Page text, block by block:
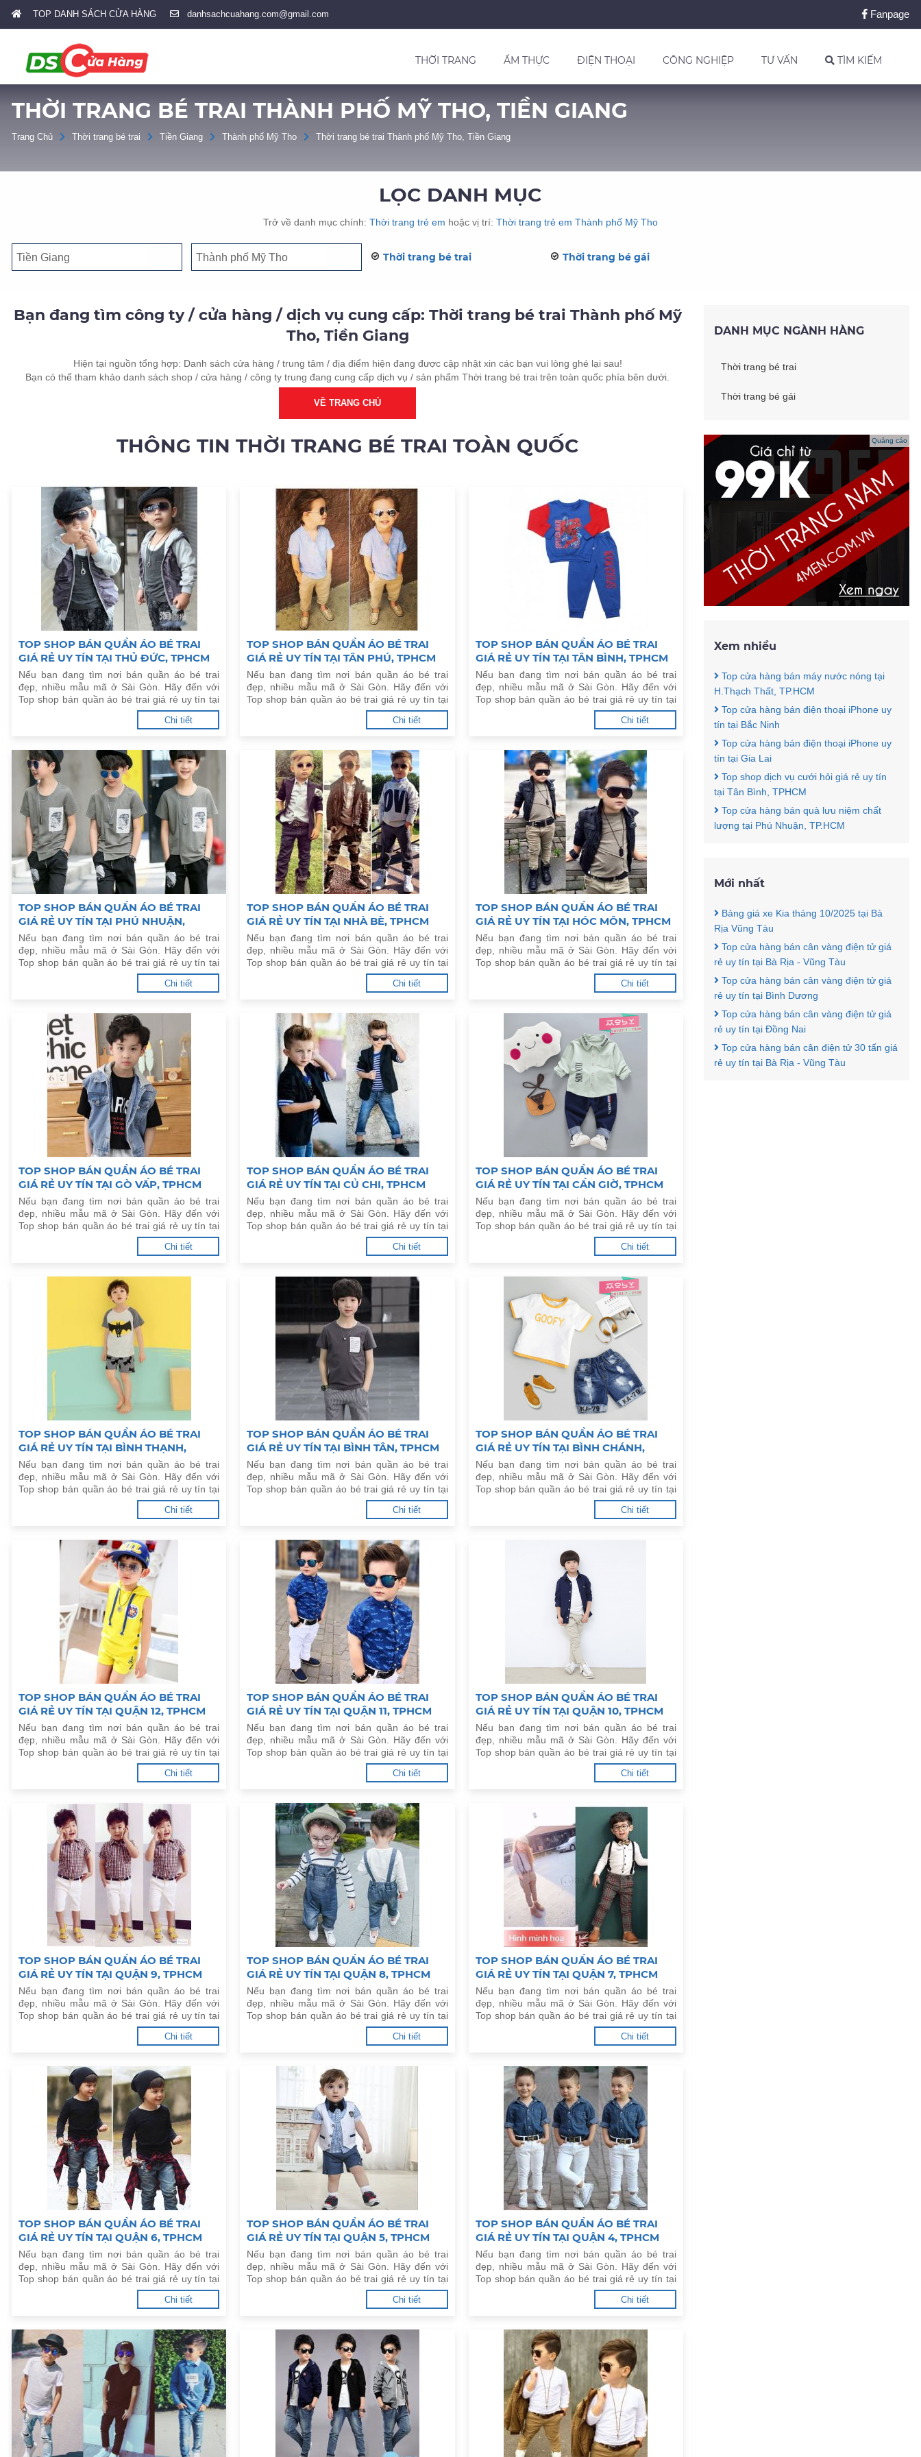
TOP DANH SÁCH CỬA HÀNG danhsachcuahang.com@gmail.com Fanpage
THỜI TRANG ẨM THỰC ĐIỆN THOẠI CÔNG NGHIỆP TƯ VẤN TÌM KIẾM
THỜI TRANG BÉ TRAI THÀNH PHỐ MỸ THO, TIỀN GIANG
Trang Chủ Thời trang bé trai Tiền Giang Thành phố Mỹ Tho Thời trang bé trai Thành phố Mỹ Tho, Tiền Giang
LỌC DANH MỤC
Trở về danh mục chính: Thời trang trẻ em hoặc vị trí: Thời trang trẻ em Thành phố Mỹ Tho
Thời trang bé trai Thời trang bé gái
Bạn đang tìm công ty / cửa hàng / dịch vụ cung cấp: Thời trang bé trai Thành phố Mỹ
Tho, Tiền Giang
Hiện tại nguồn tổng hợp: Danh sách cửa hàng / trung tâm / địa điểm hiện đang được cập nhật xin các bạn vui lòng ghé lại sau!
Bạn có thể tham khảo danh sách shop / cửa hàng / công ty trung đang cung cấp dịch vụ / sản phẩm Thời trang bé trai trên toàn quốc phía bên dưới.
VỀ TRANG CHỦ
THÔNG TIN THỜI TRANG BÉ TRAI TOÀN QUỐC
TOP SHOP BÁN QUẦN ÁO BÉ TRAI
GIÁ RẺ UY TÍN TẠI THỦ ĐỨC, TPHCM
Nếu bạn đang tìm nơi bán quần áo bé trai
đẹp, nhiều mẫu mã ở Sài Gòn. Hãy đến với
Top shop bán quần áo bé trai giá rẻ uy tín tại
Thủ Đức, TPHCM dưới đây.
Chi tiết
TOP SHOP BÁN QUẦN ÁO BÉ TRAI
GIÁ RẺ UY TÍN TẠI TÂN PHÚ, TPHCM
Nếu bạn đang tìm nơi bán quần áo bé trai
đẹp, nhiều mẫu mã ở Sài Gòn. Hãy đến với
Top shop bán quần áo bé trai giá rẻ uy tín tại
Tân Phú, TPHCM dưới đây.
Chi tiết
TOP SHOP BÁN QUẦN ÁO BÉ TRAI
GIÁ RẺ UY TÍN TẠI TÂN BÌNH, TPHCM
Nếu bạn đang tìm nơi bán quần áo bé trai
đẹp, nhiều mẫu mã ở Sài Gòn. Hãy đến với
Top shop bán quần áo bé trai giá rẻ uy tín tại
Tân Bình, TPHCM dưới đây.
Chi tiết
TOP SHOP BÁN QUẦN ÁO BÉ TRAI
GIÁ RẺ UY TÍN TẠI PHÚ NHUẬN,
TPHCM
Nếu bạn đang tìm nơi bán quần áo bé trai
đẹp, nhiều mẫu mã ở Sài Gòn. Hãy đến với
Top shop bán quần áo bé trai giá rẻ uy tín tại
Phú Nhuận, TPHCM dưới đây.
Chi tiết
TOP SHOP BÁN QUẦN ÁO BÉ TRAI
GIÁ RẺ UY TÍN TẠI NHÀ BÈ, TPHCM
Nếu bạn đang tìm nơi bán quần áo bé trai
đẹp, nhiều mẫu mã ở Sài Gòn. Hãy đến với
Top shop bán quần áo bé trai giá rẻ uy tín tại
Chi tiết
TOP SHOP BÁN QUẦN ÁO BÉ TRAI
GIÁ RẺ UY TÍN TẠI HÓC MÔN, TPHCM
Nếu bạn đang tìm nơi bán quần áo bé trai
đẹp, nhiều mẫu mã ở Sài Gòn. Hãy đến với
Top shop bán quần áo bé trai giá rẻ uy tín tại
Hóc Môn, TPHCM dưới đây.
Chi tiết
TOP SHOP BÁN QUẦN ÁO BÉ TRAI
GIÁ RẺ UY TÍN TẠI GÒ VẤP, TPHCM
Nếu bạn đang tìm nơi bán quần áo bé trai
đẹp, nhiều mẫu mã ở Sài Gòn. Hãy đến với
Top shop bán quần áo bé trai giá rẻ uy tín tại
Chi tiết
TOP SHOP BÁN QUẦN ÁO BÉ TRAI
GIÁ RẺ UY TÍN TẠI CỦ CHI, TPHCM
Nếu bạn đang tìm nơi bán quần áo bé trai
đẹp, nhiều mẫu mã ở Sài Gòn. Hãy đến với
Top shop bán quần áo bé trai giá rẻ uy tín tại
Chi tiết
TOP SHOP BÁN QUẦN ÁO BÉ TRAI
GIÁ RẺ UY TÍN TẠI CẦN GIỜ, TPHCM
Nếu bạn đang tìm nơi bán quần áo bé trai
đẹp, nhiều mẫu mã ở Sài Gòn. Hãy đến với
Top shop bán quần áo bé trai giá rẻ uy tín tại
Cần Giờ, TPHCM dưới đây.
Chi tiết
TOP SHOP BÁN QUẦN ÁO BÉ TRAI
GIÁ RẺ UY TÍN TẠI BÌNH THẠNH,
TPHCM
Nếu bạn đang tìm nơi bán quần áo bé trai
đẹp, nhiều mẫu mã ở Sài Gòn. Hãy đến với
Top shop bán quần áo bé trai giá rẻ uy tín tại
Bình Thạnh, TPHCM dưới đây.
Chi tiết
TOP SHOP BÁN QUẦN ÁO BÉ TRAI
GIÁ RẺ UY TÍN TẠI BÌNH TÂN, TPHCM
Nếu bạn đang tìm nơi bán quần áo bé trai
đẹp, nhiều mẫu mã ở Sài Gòn. Hãy đến với
Top shop bán quần áo bé trai giá rẻ uy tín tại
Bình Tân, TPHCM dưới đây.
Chi tiết
TOP SHOP BÁN QUẦN ÁO BÉ TRAI
GIÁ RẺ UY TÍN TẠI BÌNH CHÁNH,
TPHCM
Nếu bạn đang tìm nơi bán quần áo bé trai
đẹp, nhiều mẫu mã ở Sài Gòn. Hãy đến với
Top shop bán quần áo bé trai giá rẻ uy tín tại
Bình Chánh, TPHCM dưới đây.
Chi tiết
TOP SHOP BÁN QUẦN ÁO BÉ TRAI
GIÁ RẺ UY TÍN TẠI QUẬN 12, TPHCM
Nếu bạn đang tìm nơi bán quần áo bé trai
đẹp, nhiều mẫu mã ở Sài Gòn. Hãy đến với
Top shop bán quần áo bé trai giá rẻ uy tín tại
Quận 12, TPHCM dưới đây.
Chi tiết
TOP SHOP BÁN QUẦN ÁO BÉ TRAI
GIÁ RẺ UY TÍN TẠI QUẬN 11, TPHCM
Nếu bạn đang tìm nơi bán quần áo bé trai
đẹp, nhiều mẫu mã ở Sài Gòn. Hãy đến với
Top shop bán quần áo bé trai giá rẻ uy tín tại
Quận 11, TPHCM dưới đây.
Chi tiết
TOP SHOP BÁN QUẦN ÁO BÉ TRAI
GIÁ RẺ UY TÍN TẠI QUẬN 10, TPHCM
Nếu bạn đang tìm nơi bán quần áo bé trai
đẹp, nhiều mẫu mã ở Sài Gòn. Hãy đến với
Top shop bán quần áo bé trai giá rẻ uy tín tại
Quận 10, TPHCM dưới đây.
Chi tiết
TOP SHOP BÁN QUẦN ÁO BÉ TRAI
GIÁ RẺ UY TÍN TẠI QUẬN 9, TPHCM
Nếu bạn đang tìm nơi bán quần áo bé trai
đẹp, nhiều mẫu mã ở Sài Gòn. Hãy đến với
Top shop bán quần áo bé trai giá rẻ uy tín tại
Chi tiết
TOP SHOP BÁN QUẦN ÁO BÉ TRAI
GIÁ RẺ UY TÍN TẠI QUẬN 8, TPHCM
Nếu bạn đang tìm nơi bán quần áo bé trai
đẹp, nhiều mẫu mã ở Sài Gòn. Hãy đến với
Top shop bán quần áo bé trai giá rẻ uy tín tại
Chi tiết
TOP SHOP BÁN QUẦN ÁO BÉ TRAI
GIÁ RẺ UY TÍN TẠI QUẬN 7, TPHCM
Nếu bạn đang tìm nơi bán quần áo bé trai
đẹp, nhiều mẫu mã ở Sài Gòn. Hãy đến với
Top shop bán quần áo bé trai giá rẻ uy tín tại
Chi tiết
TOP SHOP BÁN QUẦN ÁO BÉ TRAI
GIÁ RẺ UY TÍN TẠI QUẬN 6, TPHCM
Nếu bạn đang tìm nơi bán quần áo bé trai
đẹp, nhiều mẫu mã ở Sài Gòn. Hãy đến với
Top shop bán quần áo bé trai giá rẻ uy tín tại
Chi tiết
TOP SHOP BÁN QUẦN ÁO BÉ TRAI
GIÁ RẺ UY TÍN TẠI QUẬN 5, TPHCM
Nếu bạn đang tìm nơi bán quần áo bé trai
đẹp, nhiều mẫu mã ở Sài Gòn. Hãy đến với
Top shop bán quần áo bé trai giá rẻ uy tín tại
Chi tiết
TOP SHOP BÁN QUẦN ÁO BÉ TRAI
GIÁ RẺ UY TÍN TẠI QUẬN 4, TPHCM
Nếu bạn đang tìm nơi bán quần áo bé trai
đẹp, nhiều mẫu mã ở Sài Gòn. Hãy đến với
Top shop bán quần áo bé trai giá rẻ uy tín tại
Chi tiết
DANH MỤC NGÀNH HÀNG
Thời trang bé trai
Thời trang bé gái
Quảng cáo
Xem nhiều
Top cửa hàng bán máy nước nóng tại
H.Thạch Thất, TP.HCM
Top cửa hàng bán điện thoại iPhone uy
tín tại Bắc Ninh
Top cửa hàng bán điện thoại iPhone uy
tín tại Gia Lai
Top shop dịch vụ cưới hỏi giá rẻ uy tín
tại Tân Bình, TPHCM
Top cửa hàng bán quà lưu niệm chất
lượng tại Phú Nhuận, TP.HCM
Mới nhất
Bảng giá xe Kia tháng 10/2025 tại Bà
Rịa Vũng Tàu
Top cửa hàng bán cân vàng điện tử giá
rẻ uy tín tại Bà Rịa - Vũng Tàu
Top cửa hàng bán cân vàng điện tử giá
rẻ uy tín tại Bình Dương
Top cửa hàng bán cân vàng điện tử giá
rẻ uy tín tại Đồng Nai
Top cửa hàng bán cân điện tử 30 tấn giá
rẻ uy tín tại Bà Rịa - Vũng Tàu